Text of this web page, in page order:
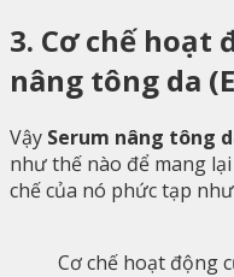
3. Cơ chế hoạt
nâng tông da
Vậy Serum nâng tông
như thế nào để mang
chế của nó phức tạp
Cơ chế hoạt động